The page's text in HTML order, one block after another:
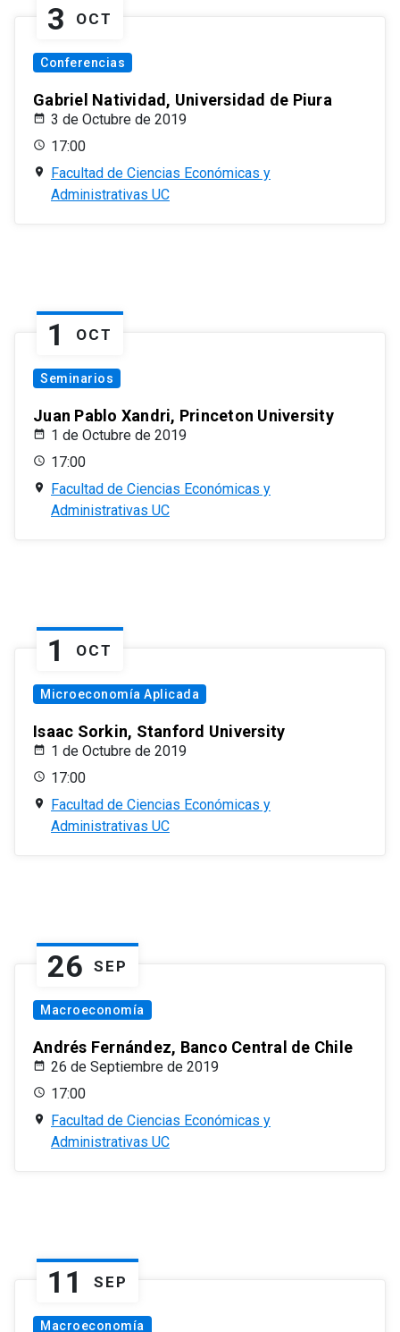
3 OCT
Conferencias
Gabriel Natividad, Universidad de Piura
3 de Octubre de 2019
17:00
Facultad de Ciencias Económicas y
Administrativas UC
1 OCT
Seminarios
Juan Pablo Xandri, Princeton University
1 de Octubre de 2019
17:00
Facultad de Ciencias Económicas y
Administrativas UC
1 OCT
Microeconomía Aplicada
Isaac Sorkin, Stanford University
1 de Octubre de 2019
17:00
Facultad de Ciencias Económicas y
Administrativas UC
26 SEP
Macroeconomía
Andrés Fernández, Banco Central de Chile
26 de Septiembre de 2019
17:00
Facultad de Ciencias Económicas y
Administrativas UC
11 SEP
Macroeconomía